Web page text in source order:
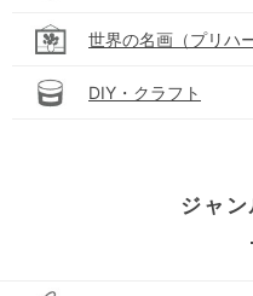
世界の名画（プリハ
DIY・クラフト
ジャ